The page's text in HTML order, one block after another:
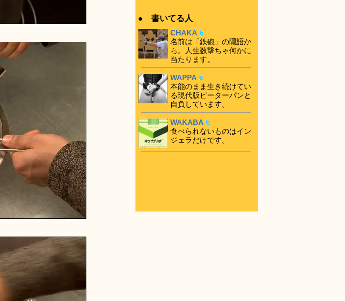
● 書いてる人
CHAKA
名前は「鉄砲」の隠語か
ら。人生数撃ちゃ何かに
当たります。
WAPPA
本能のまま生き続けてい
る現代版ピーターパンと
自負しています。
WAKABA
食べられないものはイン
ジェラだけです。